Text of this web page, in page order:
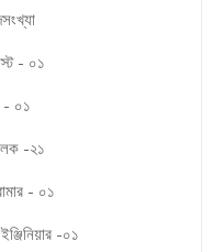
- ০১
- ০১
-২১
- ০১
-০১